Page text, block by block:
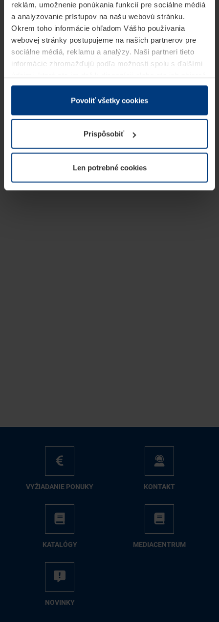
reklám, umožnenie ponúkania funkcií pre sociálne médiá
a analyzovanie prístupov na našu webovú stránku.
Okrem toho informácie ohľadom Vášho používania
webovej stránky postupujeme na našich partnerov pre
sociálne médiá, reklamu a analýzy. Naši partneri tieto
informácie zhromažďujú podľa možnosti spolu s ďalšími
v rámci Vášho využívania služieb.
Z právneho hľadiska môžeme cookies ukladať na Vašom
prevádzku tejto stránky. Pre všetky ostatné typy cookie
potrebujeme Vaše povolenie. Vaše povolenie môžete
kedykoľvek zmeniť alebo odvolať vo vysvetlení cookie
našej webovej stránky.
Povoliť všetky cookies
Prispôsobiť
Len potrebné cookies
VY­ŽIA­DA­NIE PO­NU­KY KON­TAKT
KA­TA­LÓ­GY ME­DIA­CEN­TRUM
NO­VIN­KY